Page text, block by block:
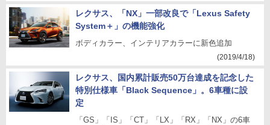
レクサス、「NX」一部改良で「Lexus Safety
System＋」の機能強化
ボディカラー、インテリアカラーに新色追加
(2019/4/18)
レクサス、国内累計販売50万台達成を記念した
特別仕様車「Black Sequence」。6車種に設
定
「GS」「IS」「CT」「LX」「RX」「NX」の6車